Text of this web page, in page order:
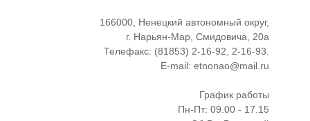
166000, Ненецкий автономный округ,
г. Нарьян-Мар, Смидовича, 20а
Телефакс: (81853) 2-16-92, 2-16-93.
E-mail: etnonao@mail.ru
График работы
Пн-Пт: 09.00 - 17.15